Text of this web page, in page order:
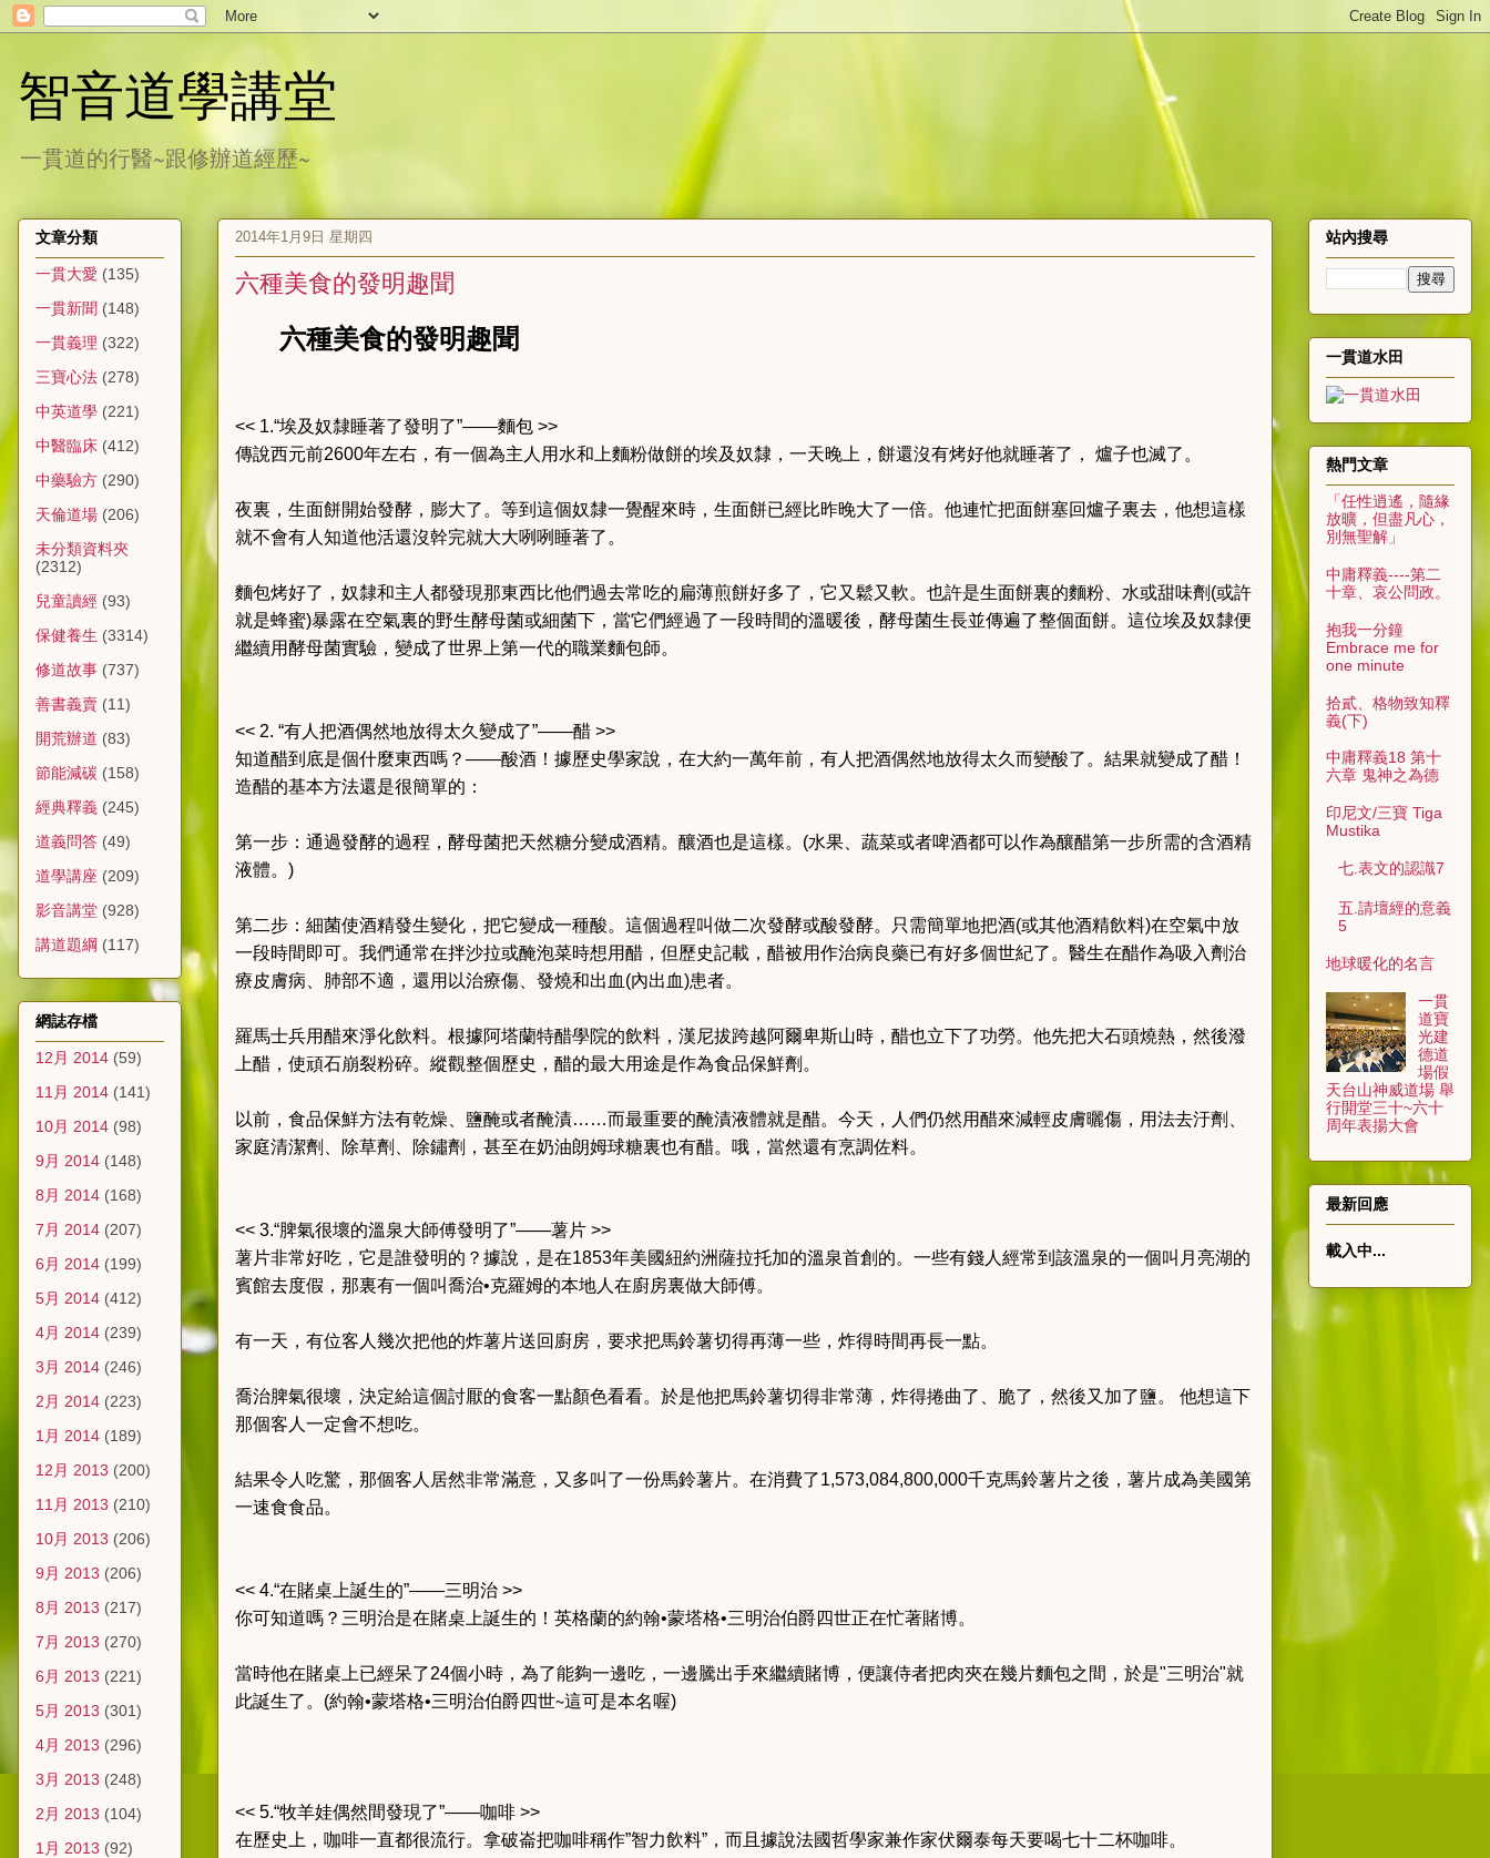
智音道學講堂
一貫道的行醫~跟修辦道經歷~
2014年1月9日 星期四
六種美食的發明趣聞
六種美食的發明趣聞
<< 1.“埃及奴隸睡著了發明了”——麵包 >>
傳說西元前2600年左右，有一個為主人用水和上麵粉做餅的埃及奴隸，一天晚上，餅還沒有烤好他就睡著了， 爐子也滅了。
夜裏，生面餅開始發酵，膨大了。等到這個奴隸一覺醒來時，生面餅已經比昨晚大了一倍。他連忙把面餅塞回爐子裏去，他想這樣
就不會有人知道他活還沒幹完就大大咧咧睡著了。
麵包烤好了，奴隸和主人都發現那東西比他們過去常吃的扁薄煎餅好多了，它又鬆又軟。也許是生面餅裏的麵粉、水或甜味劑(或許
就是蜂蜜)暴露在空氣裏的野生酵母菌或細菌下，當它們經過了一段時間的溫暖後，酵母菌生長並傳遍了整個面餅。這位埃及奴隸便
繼續用酵母菌實驗，變成了世界上第一代的職業麵包師。
<< 2. “有人把酒偶然地放得太久變成了”——醋 >>
知道醋到底是個什麼東西嗎？——酸酒！據歷史學家說，在大約一萬年前，有人把酒偶然地放得太久而變酸了。結果就變成了醋！
造醋的基本方法還是很簡單的：
第一步：通過發酵的過程，酵母菌把天然糖分變成酒精。釀酒也是這樣。(水果、蔬菜或者啤酒都可以作為釀醋第一步所需的含酒精
液體。)
第二步：細菌使酒精發生變化，把它變成一種酸。這個過程叫做二次發酵或酸發酵。只需簡單地把酒(或其他酒精飲料)在空氣中放
一段時間即可。我們通常在拌沙拉或醃泡菜時想用醋，但歷史記載，醋被用作治病良藥已有好多個世紀了。醫生在醋作為吸入劑治
療皮膚病、肺部不適，還用以治療傷、發燒和出血(內出血)患者。
羅馬士兵用醋來淨化飲料。根據阿塔蘭特醋學院的飲料，漢尼拔跨越阿爾卑斯山時，醋也立下了功勞。他先把大石頭燒熱，然後潑
上醋，使頑石崩裂粉碎。縱觀整個歷史，醋的最大用途是作為食品保鮮劑。
以前，食品保鮮方法有乾燥、鹽醃或者醃漬……而最重要的醃漬液體就是醋。今天，人們仍然用醋來減輕皮膚曬傷，用法去汙劑、
家庭清潔劑、除草劑、除鏽劑，甚至在奶油朗姆球糖裏也有醋。哦，當然還有烹調佐料。
<< 3.“脾氣很壞的溫泉大師傅發明了”——薯片 >>
薯片非常好吃，它是誰發明的？據說，是在1853年美國紐約洲薩拉托加的溫泉首創的。一些有錢人經常到該溫泉的一個叫月亮湖的
賓館去度假，那裏有一個叫喬治•克羅姆的本地人在廚房裏做大師傅。
有一天，有位客人幾次把他的炸薯片送回廚房，要求把馬鈴薯切得再薄一些，炸得時間再長一點。
喬治脾氣很壞，決定給這個討厭的食客一點顏色看看。於是他把馬鈴薯切得非常薄，炸得捲曲了、脆了，然後又加了鹽。 他想這下
那個客人一定會不想吃。
結果令人吃驚，那個客人居然非常滿意，又多叫了一份馬鈴薯片。在消費了1,573,084,800,000千克馬鈴薯片之後，薯片成為美國第
一速食食品。
<< 4.“在賭桌上誕生的”——三明治 >>
你可知道嗎？三明治是在賭桌上誕生的！英格蘭的約翰•蒙塔格•三明治伯爵四世正在忙著賭博。
當時他在賭桌上已經呆了24個小時，為了能夠一邊吃，一邊騰出手來繼續賭博，便讓侍者把肉夾在幾片麵包之間，於是"三明治"就
此誕生了。(約翰•蒙塔格•三明治伯爵四世∼這可是本名喔)
<< 5.“牧羊娃偶然間發現了”——咖啡 >>
在歷史上，咖啡一直都很流行。拿破崙把咖啡稱作”智力飲料”，而且據說法國哲學家兼作家伏爾泰每天要喝七十二杯咖啡。
文章分類
一貫大愛 (135)
一貫新聞 (148)
一貫義理 (322)
三寶心法 (278)
中英道學 (221)
中醫臨床 (412)
中藥驗方 (290)
天倫道場 (206)
未分類資料夾
(2312)
兒童讀經 (93)
保健養生 (3314)
修道故事 (737)
善書義賣 (11)
開荒辦道 (83)
節能減碳 (158)
經典釋義 (245)
道義問答 (49)
道學講座 (209)
影音講堂 (928)
講道題綱 (117)
網誌存檔
12月 2014 (59)
11月 2014 (141)
10月 2014 (98)
9月 2014 (148)
8月 2014 (168)
7月 2014 (207)
6月 2014 (199)
5月 2014 (412)
4月 2014 (239)
3月 2014 (246)
2月 2014 (223)
1月 2014 (189)
12月 2013 (200)
11月 2013 (210)
10月 2013 (206)
9月 2013 (206)
8月 2013 (217)
7月 2013 (270)
6月 2013 (221)
5月 2013 (301)
4月 2013 (296)
3月 2013 (248)
2月 2013 (104)
1月 2013 (92)
站內搜尋
一貫道水田
熱門文章
「任性逍遙，隨緣
放曠，但盡凡心，
別無聖解」
中庸釋義----第二
十章、哀公問政。
抱我一分鐘
Embrace me for
one minute
拾貳、格物致知釋
義(下)
中庸釋義18 第十
六章 鬼神之為德
印尼文/三寶 Tiga
Mustika
七.表文的認識7
五.請壇經的意義
5
地球暖化的名言
一貫
道寶
光建
德道
場假
天台山神威道場 舉
行開堂三十~六十
周年表揚大會
最新回應
載入中...